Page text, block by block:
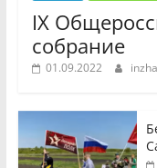
IX
собрание
01.09.2022